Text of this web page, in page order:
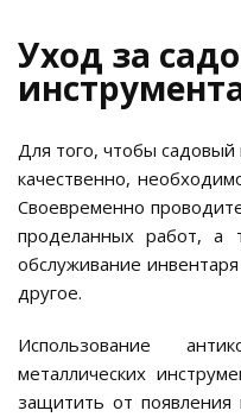
Уход за
Для того, чтобы
качественно,
Своевременно
проделанных работ, а
обслуживание
другое.
Использование
металлических
защитить от